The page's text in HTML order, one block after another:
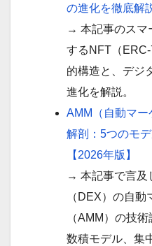
の進化を徹底解
→ 本記事のスマ
するNFT（
的構造と、デジ
進化を解説。
AMM（自動マ
解剖：5つのモ
【2026年版】
→ 本記事で言及
（DEX）の自
（AMM）の技
数積モデル、集